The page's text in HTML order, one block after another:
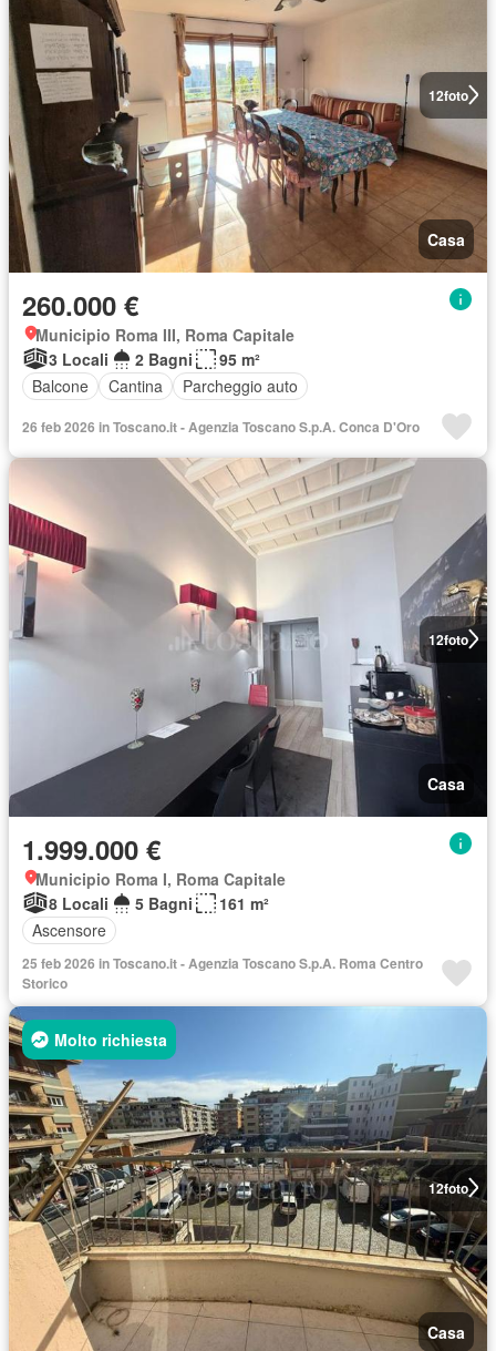
12foto
Casa
260.000 €
Municipio Roma III, Roma Capitale
3 Locali
2 Bagni
95 m²
Balcone
Cantina Parcheggio auto
26 feb 2026 in Toscano.it - Agenzia Toscano S.p.A. Conca D'Oro
12foto
Casa
1.999.000 €
Municipio Roma I, Roma Capitale
8 Locali
5 Bagni
161 m²
Ascensore
25 feb 2026 in Toscano.it - Agenzia Toscano S.p.A. Roma Centro
Storico
12foto
Molto richiesta
Casa